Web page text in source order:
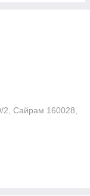
2, Сайрам 160028,